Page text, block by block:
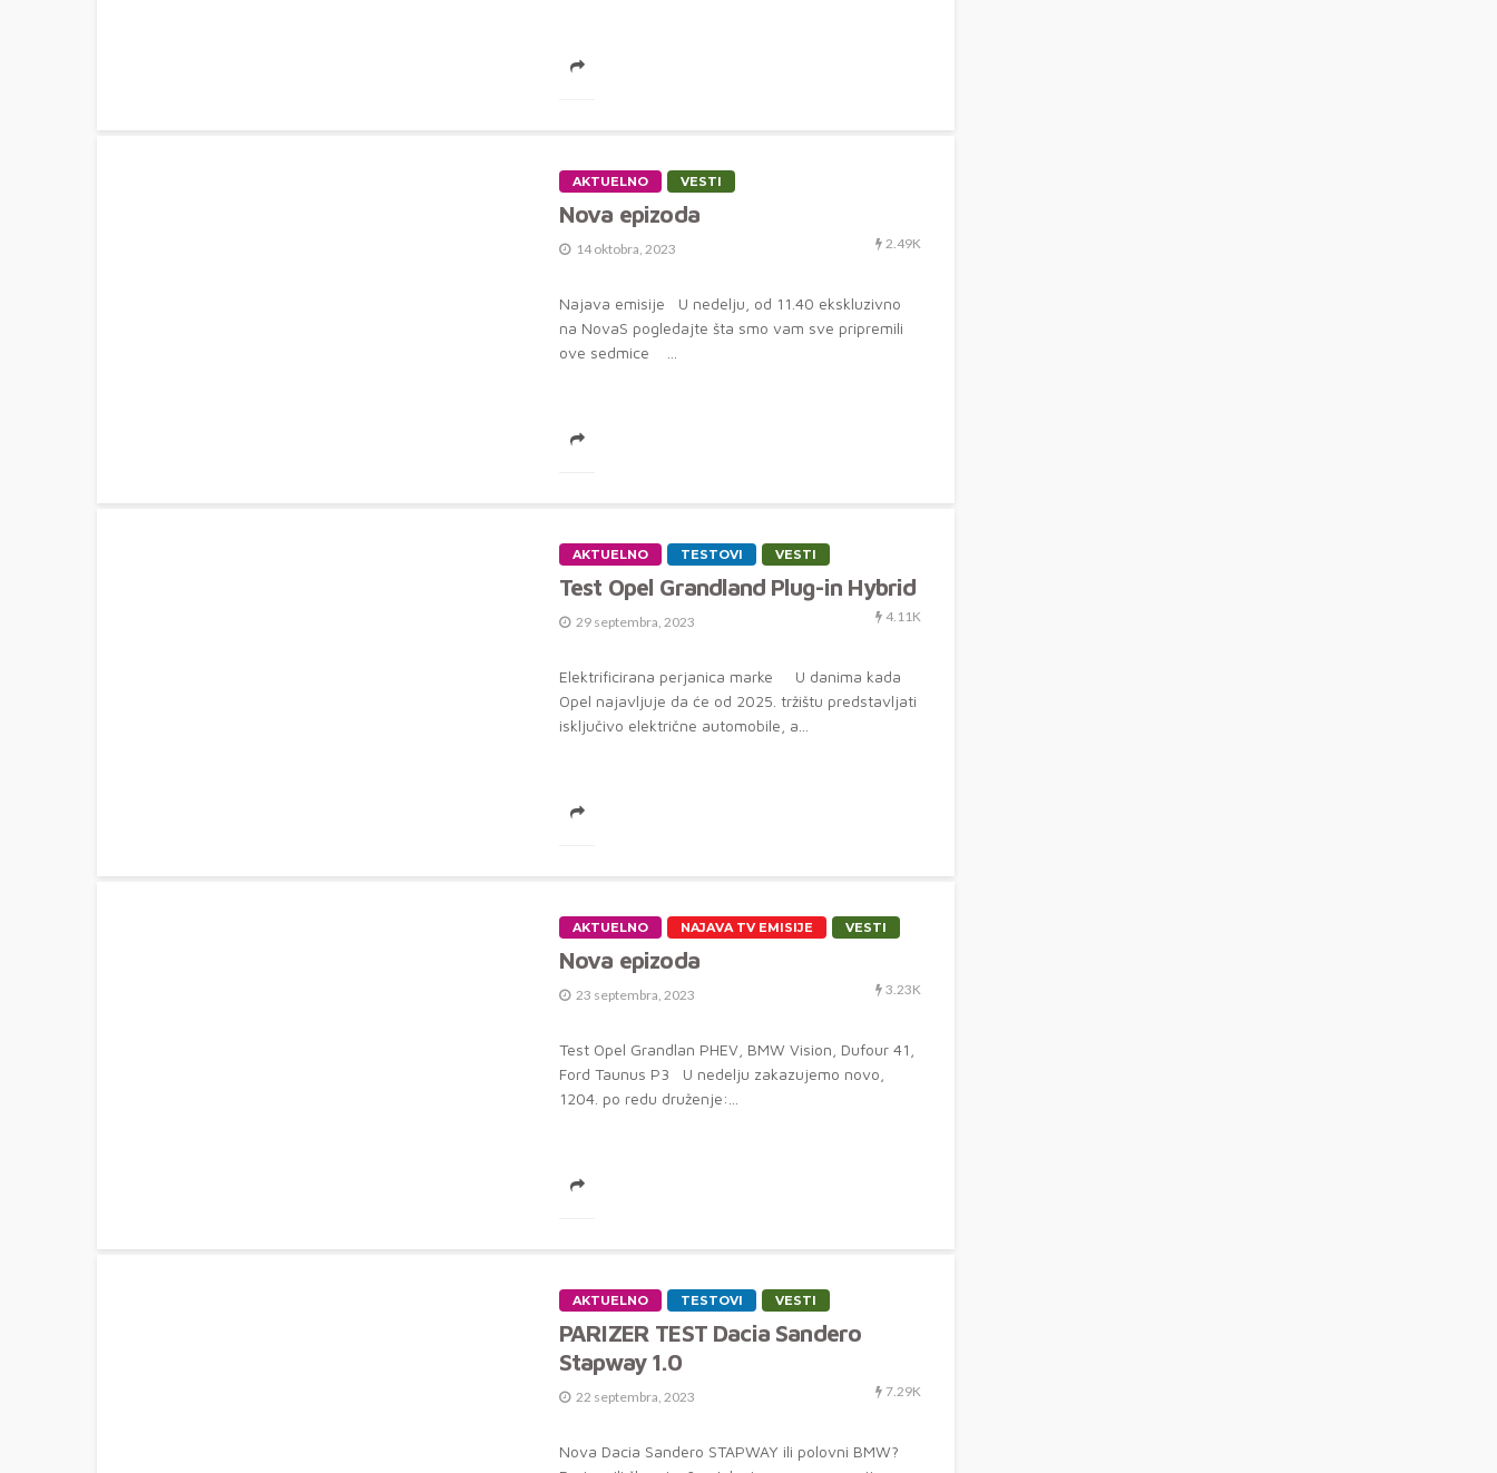
AKTUELNO VESTI
Nova epizoda
14 oktobra, 2023 2.49K
Najava emisije U nedelju, od 11.40 ekskluzivno
na NovaS pogledajte šta smo vam sve pripremili
ove sedmice ...
AKTUELNO TESTOVI VESTI
Test Opel Grandland Plug-in Hybrid
29 septembra, 2023 4.11K
Elektrificirana perjanica marke U danima kada
Opel najavljuje da će od 2025. tržištu predstavljati
isključivo električne automobile, a...
AKTUELNO NAJAVA TV EMISIJE VESTI
Nova epizoda
23 septembra, 2023 3.23K
Test Opel Grandlan PHEV, BMW Vision, Dufour 41,
Ford Taunus P3 U nedelju zakazujemo novo,
1204. po redu druženje:...
AKTUELNO TESTOVI VESTI
PARIZER TEST Dacia Sandero
Stapway 1.0
22 septembra, 2023 7.29K
Nova Dacia Sandero STAPWAY ili polovni BMW?